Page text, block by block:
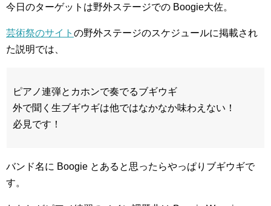
今日のターゲットは野外ステージでの Boogie大佐。
芸術祭のサイト の野外ステージのスケジュールに掲載され
た説明では、
ピアノ連弾とカホンで奏でるブギウギ
外で聞く生ブギウギは他ではなかなか味わえない！
必見です！
バンド名に Boogie とあると思ったらやっぱりブギウギで
す。